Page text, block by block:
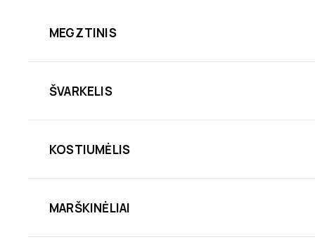
MEGZTINIS
ŠVARKELIS
KOSTIUMĖLIS
MARŠKINĖLIAI